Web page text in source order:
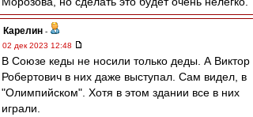
Карелин -
02 дек 2023 12:48
В Союзе кеды не носили только деды. А Виктор
Робертович в них даже выступал. Сам видел, в
"Олимпийском". Хотя в этом здании все в них
играли.